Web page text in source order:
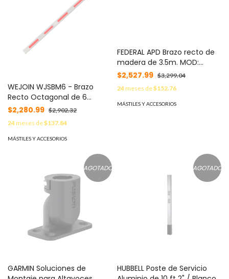
WEJOIN WJSBM6 - Brazo
Recto Octagonal de 6
metros / Franjas Reflejantes
$2,280.99 $2,902.32
24meses de$137.84
MÁSTILES Y ACCESORIOS
FEDERAL APD Brazo recto de
madera de 3.5m. MOD:
5318036
$2,527.99 $3,299.04
24meses de$152.76
MÁSTILES Y ACCESORIOS
AGOTADO
GARMIN Soluciones de
AGOTADO
HUBBELL Poste de Servicio